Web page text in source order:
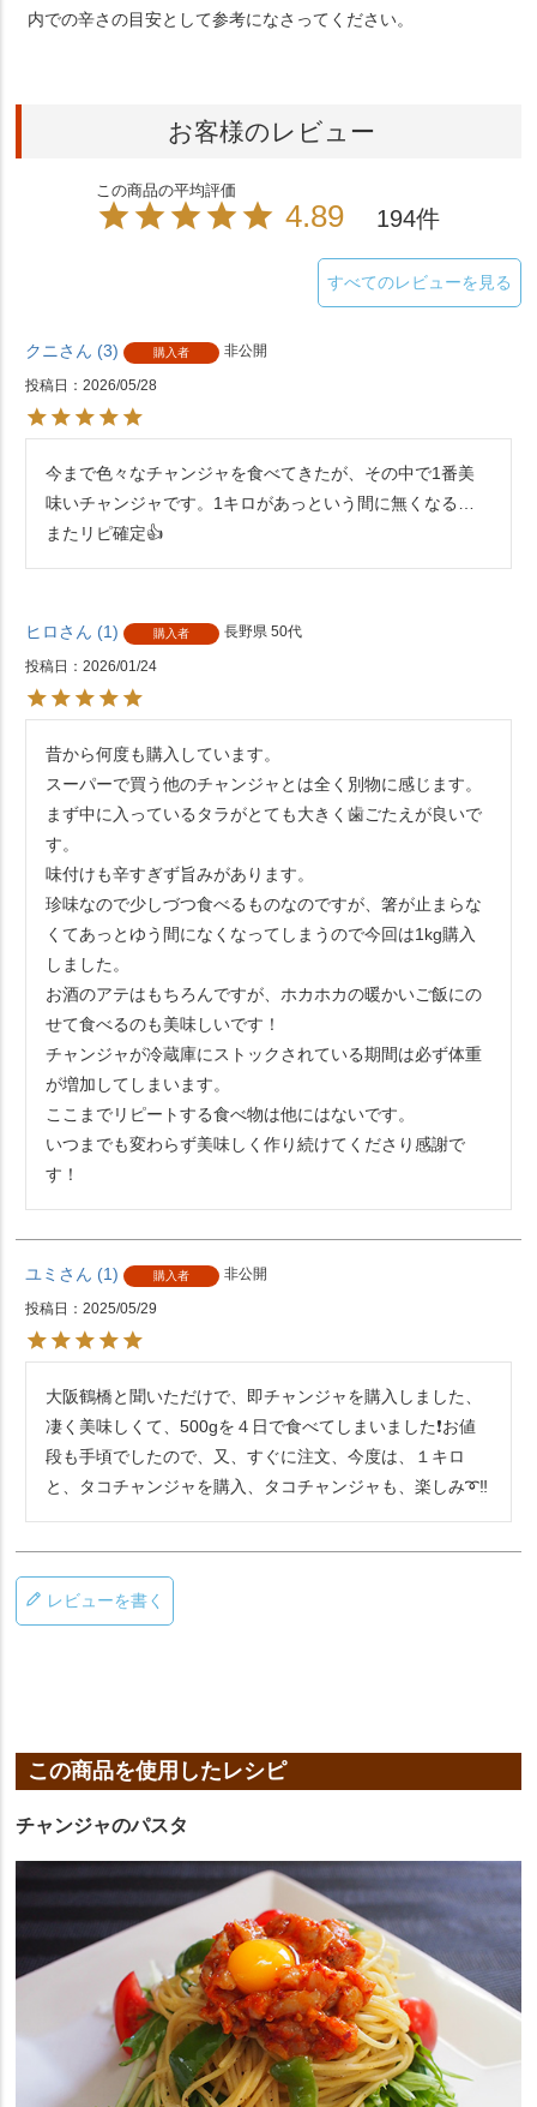
内での辛さの目安として参考になさってください。
お客様のレビュー
4.89 194
すべてのレビューを見る
クニ 3 購入者 非公開
投稿日 2026/05/28
今まで色々なチャンジャを食べてきたが、その中で1番美
味いチャンジャです。1キロがあっという間に無くなる…
またリピ確定👍
ヒロ 1 購入者 長野県 50代
投稿日 2026/01/24
昔から何度も購入しています。
スーパーで買う他のチャンジャとは全く別物に感じます。
まず中に入っているタラがとても大きく歯ごたえが良いで
す。
味付けも辛すぎず旨みがあります。
珍味なので少しづつ食べるものなのですが、箸が止まらな
くてあっとゆう間になくなってしまうので今回は1kg購入
しました。
お酒のアテはもちろんですが、ホカホカの暖かいご飯にの
せて食べるのも美味しいです！
チャンジャが冷蔵庫にストックされている期間は必ず体重
が増加してしまいます。
ここまでリピートする食べ物は他にはないです。
いつまでも変わらず美味しく作り続けてくださり感謝で
す！
ユミ 1 購入者 非公開
投稿日 2025/05/29
大阪鶴橋と聞いただけで、即チャンジャを購入しました、
凄く美味しくて、500gを４日で食べてしまいました❗お値
段も手頃でしたので、又、すぐに注文、今度は、１キロ
と、タコチャンジャを購入、タコチャンジャも、楽しみ➰‼️
レビューを書く
この商品を使用したレシピ
チャンジャのパスタ